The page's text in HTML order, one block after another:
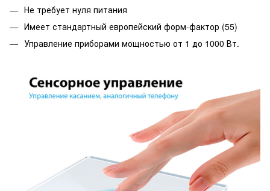
Не требует нуля питания
Имеет стандартный европейский форм-фактор (55)
Управление приборами мощностью от 1 до 1000 Вт.